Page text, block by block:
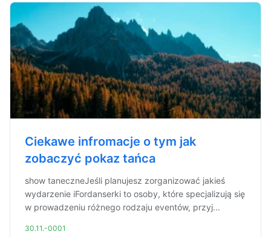
Ciekawe infromacje o tym jak
zobaczyć pokaz tańca
show taneczneJeśli planujesz zorganizować jakieś
wydarzenie iFordanserki to osoby, które specjalizują się
w prowadzeniu różnego rodzaju eventów, przyj...
30.11.-0001